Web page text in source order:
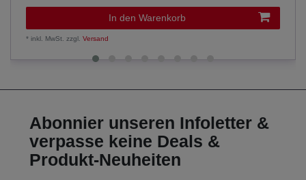
In den Warenkorb
*inkl. MwSt. zzgl.Versand
Abonnier unseren Infoletter &
verpasse keine Deals &
Produkt-Neuheiten